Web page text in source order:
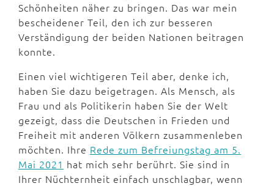
Schönheiten näher zu bringen. Das war mein
bescheidener Teil, den ich zur besseren
Verständigung der beiden Nationen beitragen
konnte.
Einen viel wichtigeren Teil aber, denke ich,
haben Sie dazu beigetragen. Als Mensch, als
Frau und als Politikerin haben Sie der Welt
gezeigt, dass die Deutschen in Frieden und
Freiheit mit anderen Völkern zusammenleben
möchten. Ihre Rede zum Befreiungstag am 5.
Mai 2021 hat mich sehr berührt. Sie sind in
Ihrer Nüchternheit einfach unschlagbar, wenn